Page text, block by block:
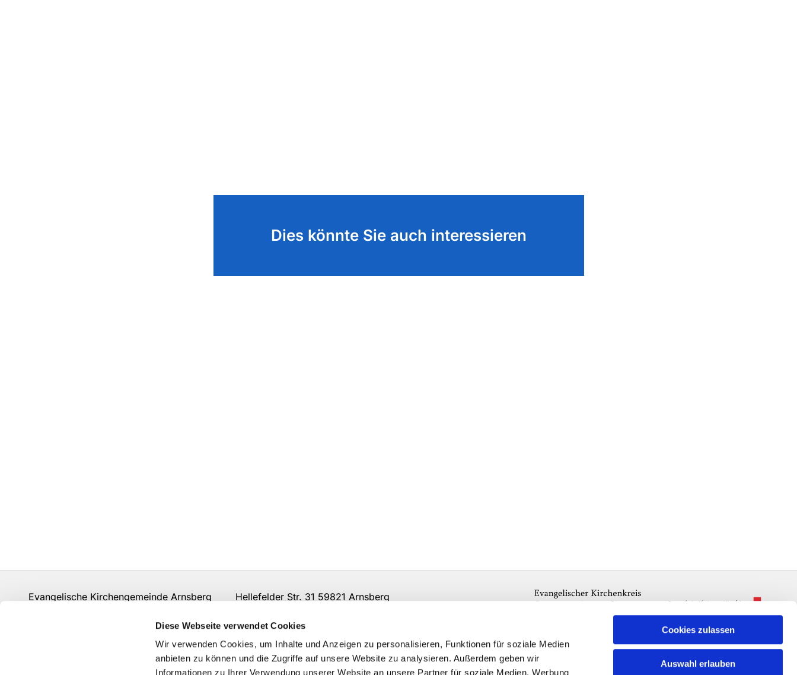
Diese Webseite verwendet Cookies
Wir verwenden Cookies, um Inhalte und Anzeigen zu personalisieren, Funktionen für soziale Medien
anbieten zu können und die Zugriffe auf unsere Website zu analysieren. Außerdem geben wir
Informationen zu Ihrer Verwendung unserer Website an unsere Partner für soziale Medien, Werbung
Cookies zulassen
Auswahl erlauben
Dies könnte Sie auch interessieren
Evangelische Kirchengemeinde Arnsberg Hellefelder Str. 31 59821 Arnsberg